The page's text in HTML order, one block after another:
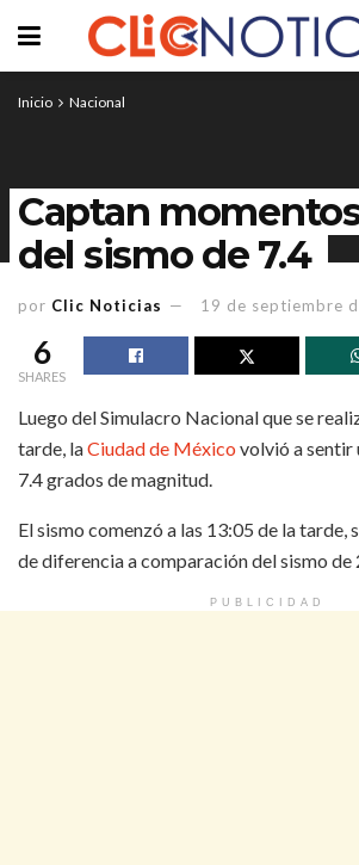
Inicio Nacional
Captan
del sismo de 7.4
por Clic Noticias 19 de septiembre
6
SHARES
Luego del Simulacro Nacional que se
tarde, laCiudad de México volvió a sentir
7.4 grados de magnitud.
El sismo comenzó a las 13:05 de la tarde,
de diferencia a comparación del sismo de
PUBLICIDAD